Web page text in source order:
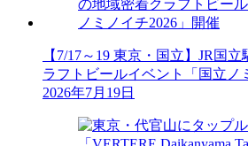
【7/17～19 東京・国立】JR国
ラフトビールイベント「国立ノ
2026年7月19日